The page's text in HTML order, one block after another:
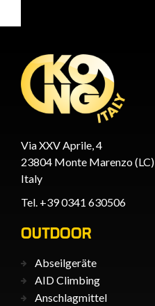
Via XXV Aprile, 4
23804 Monte Marenzo (LC)
Italy
Tel. +39 0341 630506
OUTDOOR
Abseilgeräte
AID Climbing
Anschlagmittel